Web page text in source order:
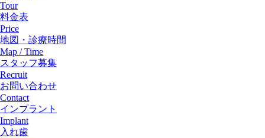
Tour
料金表
Price
地図・診療時間
Map / Time
スタッフ募集
Recruit
お問い合わせ
Contact
インプラント
Implant
入れ歯